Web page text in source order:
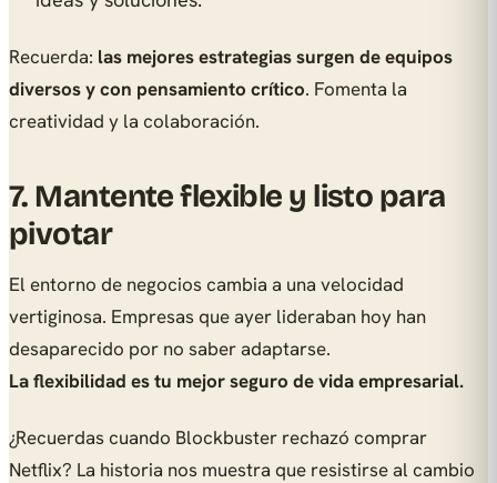
Recuerda: las mejores estrategias surgen de equipos
diversos y con pensamiento crítico. Fomenta la
creatividad y la colaboración.
7. Mantente flexible y listo para
pivotar
El entorno de negocios cambia a una velocidad
vertiginosa. Empresas que ayer lideraban hoy han
desaparecido por no saber adaptarse.
La flexibilidad es tu mejor seguro de vida empresarial.
¿Recuerdas cuando Blockbuster rechazó comprar
Netflix? La historia nos muestra que resistirse al cambio